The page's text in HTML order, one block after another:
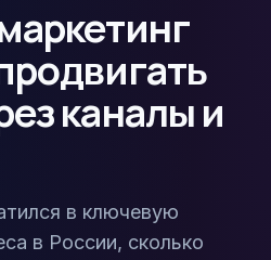
каналы и
в ключевую
в России, сколько